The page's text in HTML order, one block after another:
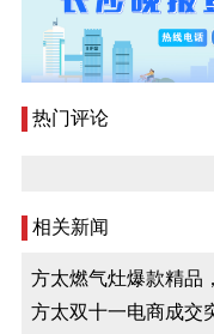
热门评论
相关新闻
方太燃气灶爆款精品
方太双十一电商成交